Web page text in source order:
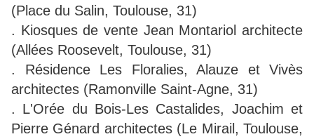
(Place du Salin, Toulouse, 31)
. Kiosques de vente Jean Montariol architecte
(Allées Roosevelt, Toulouse, 31)
. Résidence Les Floralies, Alauze et Vivès
architectes (Ramonville Saint-Agne, 31)
. L'Orée du Bois-Les Castalides, Joachim et
Pierre Génard architectes (Le Mirail, Toulouse,